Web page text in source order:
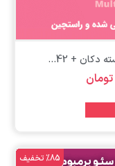
تومان
%85 تخفیف